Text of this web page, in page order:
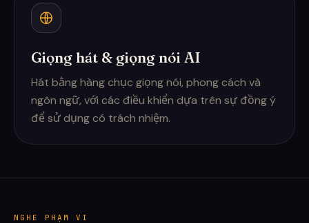
Giọng hát & giọng nói AI
Hát bằng hàng chục giọng nói, phong cách và
ngôn ngữ, với các điều khiển dựa trên sự đồng ý
để sử dụng có trách nhiệm.
NGHE PHẠM VI